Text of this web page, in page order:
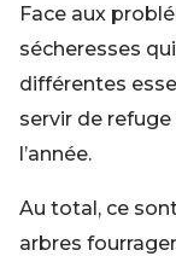
Face aux
sécheresses
différentes
servir de
l’année.
Au total, ce
arbres